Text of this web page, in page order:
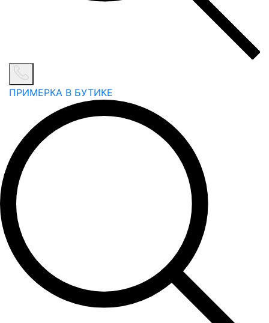
ПРИМЕРКА В БУТИКЕ